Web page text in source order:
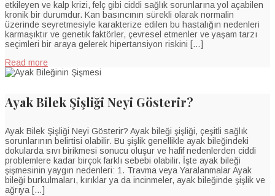
etkileyen ve kalp krizi, felç gibi ciddi sağlık sorunlarına yol açabilen
kronik bir durumdur. Kan basıncının sürekli olarak normalin
üzerinde seyretmesiyle karakterize edilen bu hastalığın nedenleri
karmaşıktır ve genetik faktörler, çevresel etmenler ve yaşam tarzı
seçimleri bir araya gelerek hipertansiyon riskini […]
Read more
Ayak Bilek Şişliği Neyi Gösterir?
Ayak Bilek Şişliği Neyi Gösterir? Ayak bileği şişliği, çeşitli sağlık
sorunlarının belirtisi olabilir. Bu şişlik genellikle ayak bileğindeki
dokularda sıvı birikmesi sonucu oluşur ve hafif nedenlerden ciddi
problemlere kadar birçok farklı sebebi olabilir. İşte ayak bileği
şişmesinin yaygın nedenleri: 1. Travma veya Yaralanmalar Ayak
bileği burkulmaları, kırıklar ya da incinmeler, ayak bileğinde şişlik ve
ağrıya […]